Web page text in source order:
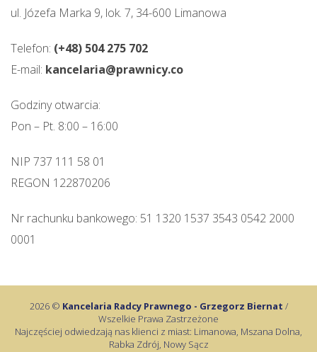
ul. Józefa Marka 9, lok. 7, 34-600 Limanowa
Telefon: (+48) 504 275 702
E-mail: kancelaria@prawnicy.co
Godziny otwarcia:
Pon – Pt. 8:00 – 16:00
NIP 737 111 58 01
REGON 122870206
Nr rachunku bankowego: 51 1320 1537 3543 0542 2000
0001
2026 © Kancelaria Radcy Prawnego - Grzegorz Biernat /
Wszelkie Prawa Zastrzeżone
Najczęściej odwiedzają nas klienci z miast: Limanowa, Mszana Dolna,
Rabka Zdrój, Nowy Sącz